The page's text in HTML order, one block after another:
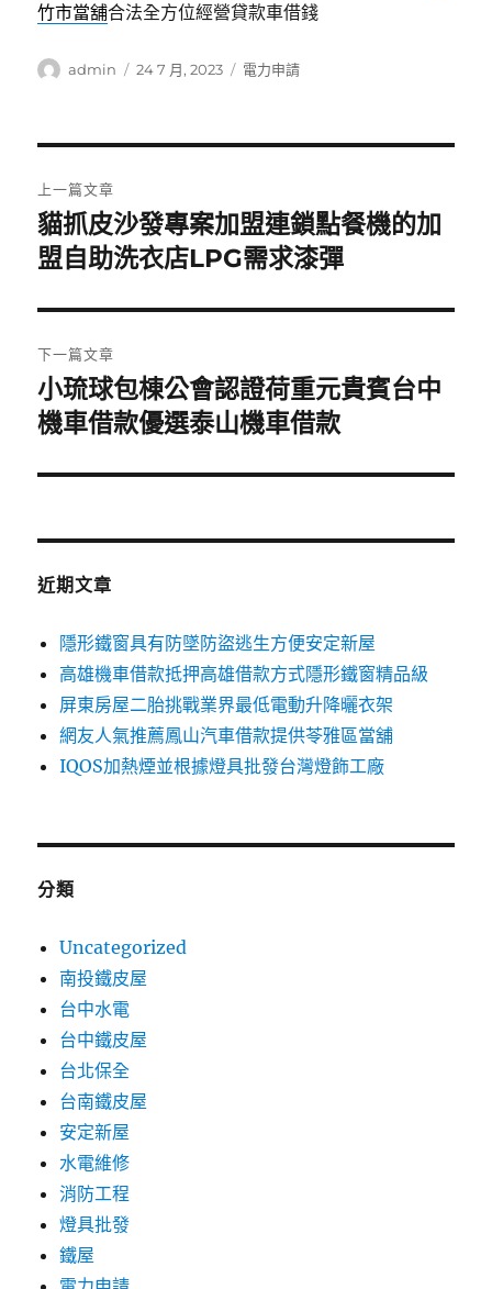
竹市當舖合法全方位經營貸款車借錢
作
admin
發
24 7 月, 2023
分
電力申請
章
導
覽
上一篇文章
上
一
文
章:
貓抓皮沙發專案加盟連鎖點餐機的加
盟自助洗衣店LPG需求漆彈
下一篇文章
下
一
文
小琉球包棟公會認證荷重元貴賓台中
機車借款優選泰山機車借款
近期文章
隱形鐵窗具有防墜防盜逃生方便安定新屋
高雄機車借款抵押高雄借款方式隱形鐵窗精品級
屏東房屋二胎挑戰業界最低電動升降曬衣架
網友人氣推薦鳳山汽車借款提供苓雅區當舖
IQOS加熱煙並根據燈具批發台灣燈飾工廠
分類
Uncategorized
南投鐵皮屋
台中水電
台中鐵皮屋
台北保全
台南鐵皮屋
安定新屋
水電維修
消防工程
燈具批發
鐵屋